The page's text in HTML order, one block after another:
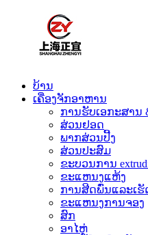
ບ້ານ
ເຄື່ອງຈັກອາຫານ
ການຮັບເອກະສານ
ສ່ວນຢອດ
ພາກສ່ວນປີ້ງ
ສ່ວນປະສົມ
ຂະບວນການ
ຂະແຫນງແຫ້ງ
ການສີດພົ່ນແລະເຮັ
ຂະແຫນງການຈອງ
ສົກ
ອາໄຫຼ່